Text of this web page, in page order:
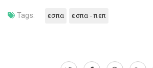
Tags: εσπα εσπα - πεπ